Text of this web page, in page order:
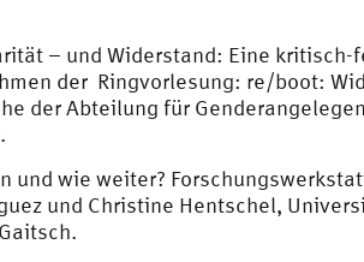
– und Widerstand: Eine
der Ringvorlesung: re/boot:
der Abteilung für
und wie weiter?
und Christine Hentschel,